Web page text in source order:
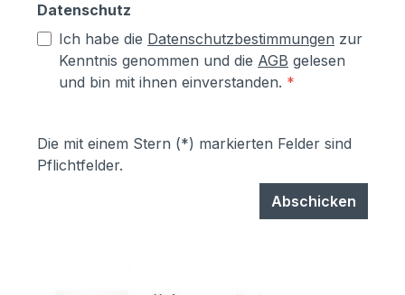
lösungsmittelfreie Pulverlackierung (z.T.
auch Kunststoffbeschichtung genannt) mit
Polyesterpulver in Fassadenqualität, dies
garantiert UV- und Wetterbeständigkeit-
Datenschutz
Ich habe die Datenschutzbestimmungen zur
Kenntnis genommen und die AGB gelesen
und bin mit ihnen einverstanden. *
Die mit einem Stern (*) markierten Felder sind
Pflichtfelder.
Abschicken